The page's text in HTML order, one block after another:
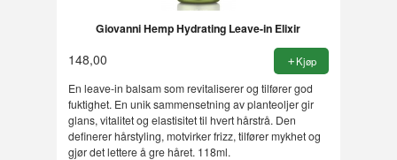
Giovanni Hemp Hydrating Leave-in Elixir
148,00 Kjøp
En leave-in balsam som revitaliserer og tilfører god
fuktighet. En unik sammensetning av planteoljer gir
glans, vitalitet og elastisitet til hvert hårstrå. Den
definerer hårstyling, motvirker frizz, tilfører mykhet og
gjør det lettere å gre håret. 118ml.